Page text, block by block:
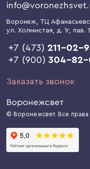
Воронеж, ТЦ
ул. Холмистая, д. 1г, пав.
+7 (473) 211-02-
+7 (900)304-82-
Заказать звонок
Воронежсвет
© Воронежсвет. Все